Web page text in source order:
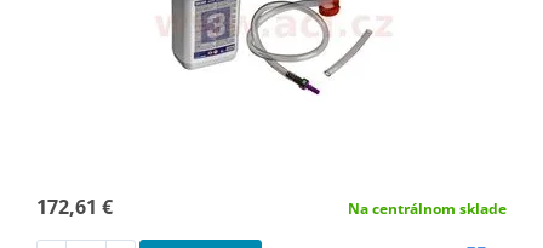
172,61 € Na centrálnom sklade